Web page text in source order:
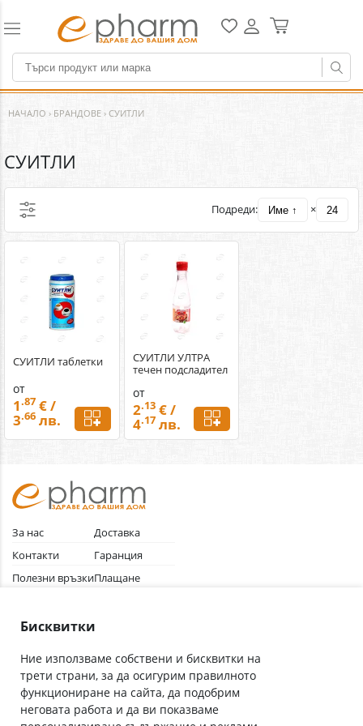
НАЧАЛО › БРАНДОВЕ › СУИТЛИ
СУИТЛИ
Подреди: Име ↑ × 24
СУИТЛИ таблетки
от
1.87 € /
3.66 лв.
СУИТЛИ УЛТРА
течен подсладител
от
2.13€ /
4.17лв.
За нас
Контакти
Полезни връзки
Общи условия
Доставка
Гаранция
Плащане
Абонирай се за нашия бюлетин
Бисквитки
Ние използваме собствени и бисквитки на
трети страни, за да осигурим правилното
функциониране на сайта, да подобрим
неговата работа и да ви показваме